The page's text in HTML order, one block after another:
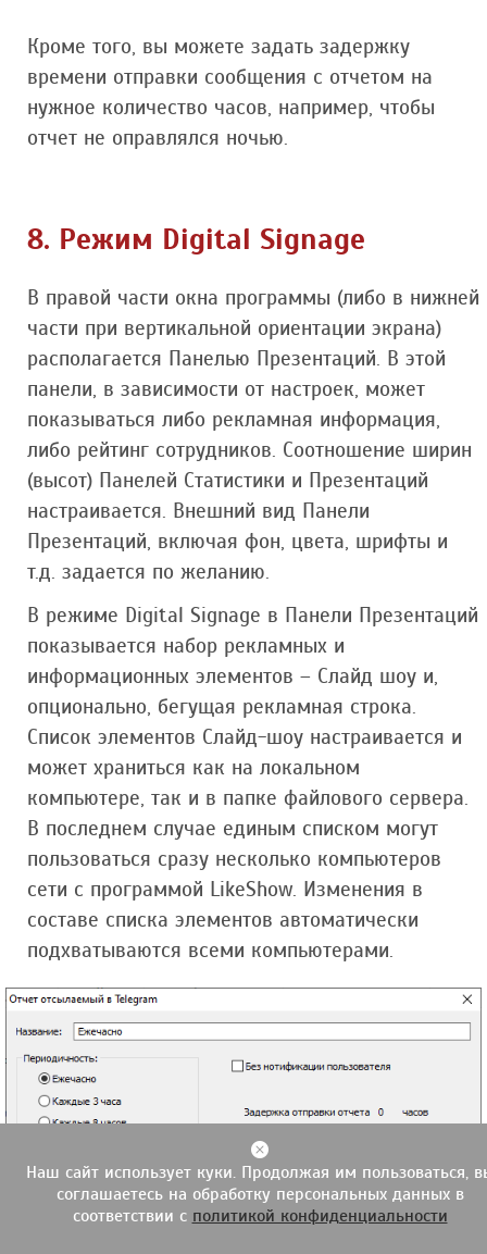
Кроме того, вы можете задать задержку
времени отправки сообщения с отчетом на
нужное количество часов, например, чтобы
отчет не оправлялся ночью.
8. Режим Digital Signage
В правой части окна программы (либо в нижней
части при вертикальной ориентации экрана)
располагается Панелью Презентаций. В этой
панели, в зависимости от настроек, может
показываться либо рекламная информация,
либо рейтинг сотрудников. Соотношение ширин
(высот) Панелей Статистики и Презентаций
настраивается. Внешний вид Панели
Презентаций, включая фон, цвета, шрифты и
т.д. задается по желанию.
В режиме Digital Signage в Панели Презентаций
показывается набор рекламных и
информационных элементов – Слайд шоу и,
опционально, бегущая рекламная строка.
Список элементов Слайд-шоу настраивается и
может храниться как на локальном
компьютере, так и в папке файлового сервера.
В последнем случае единым списком могут
пользоваться сразу несколько компьютеров
сети с программой LikeShow. Изменения в
составе списка элементов автоматически
подхватываются всеми компьютерами.
Наш сайт использует куки. Продолжая им пользоваться,
соглашаетесь на обработку персональных данных в
соответствии с политикой конфиденциальности